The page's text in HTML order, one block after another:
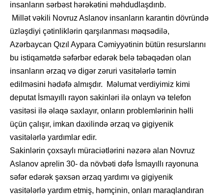
insanların sərbəst hərəkətini məhdudlaşdırıb.
Millət vəkili Novruz Aslanov insanların karantin dövründə
üzləşdiyi çətinliklərin qarşılanması məqsədilə,
Azərbaycan Qızıl Aypara Cəmiyyətinin bütün resurslarını
bu istiqamətdə səfərbər edərək belə təbəqədən olan
insanların ərzaq və digər zəruri vasitələrlə təmin
edilməsini hədəfə almışdır. Məlumat verdiyimiz kimi
deputat İsmayıllı rayon sakinləri ilə onlayn və telefon
vasitəsi ilə əlaqə saxlayır, onların problemlərinin həlli
üçün çalışır, imkan daxilində ərzaq və gigiyenik
vasitələrlə yardımlar edir.
Sakinlərin çoxsaylı müraciətlərini nəzərə alan Novruz
Aslanov aprelin 30- da növbəti dəfə İsmayıllı rayonuna
səfər edərək şəxsən ərzaq yardımı və gigiyenik
vasitələrlə yardım etmiş, həmçinin, onları maraqlandıran